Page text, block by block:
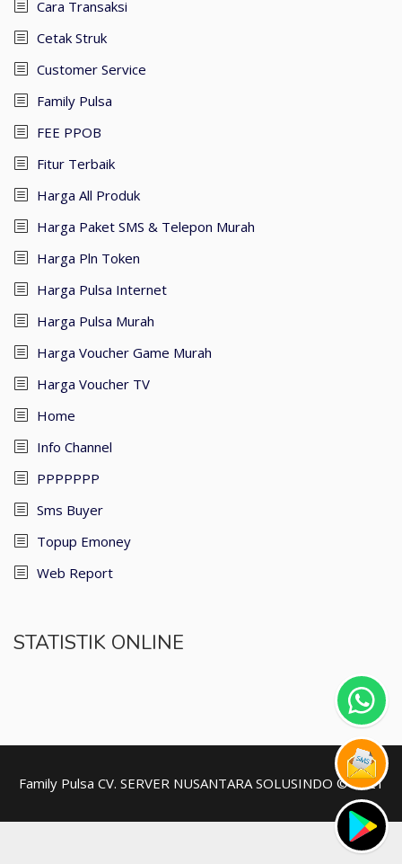
Cara Transaksi
Cetak Struk
Customer Service
Family Pulsa
FEE PPOB
Fitur Terbaik
Harga All Produk
Harga Paket SMS & Telepon Murah
Harga Pln Token
Harga Pulsa Internet
Harga Pulsa Murah
Harga Voucher Game Murah
Harga Voucher TV
Home
Info Channel
PPPPPPP
Sms Buyer
Topup Emoney
Web Report
STATISTIK ONLINE
Family Pulsa CV. SERVER NUSANTARA SOLUSINDO © 2021